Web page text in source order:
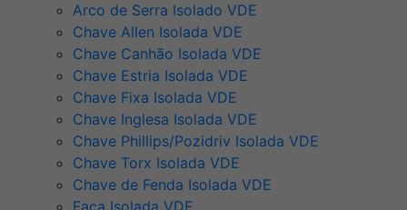
Arco de Serra Isolado VDE
Chave Allen Isolada VDE
Chave Canhão Isolada VDE
Chave Estria Isolada VDE
Chave Fixa Isolada VDE
Chave Inglesa Isolada VDE
Chave Phillips/Pozidriv Isolada VDE
Chave Torx Isolada VDE
Chave de Fenda Isolada VDE